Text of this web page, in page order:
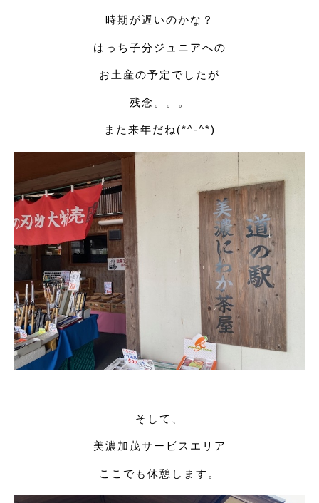
時期が遅いのかな？
はっち子分ジュニアへの
お土産の予定でしたが
残念。。。
また来年だね(*^-^*)
そして、
美濃加茂サービスエリア
ここでも休憩します。